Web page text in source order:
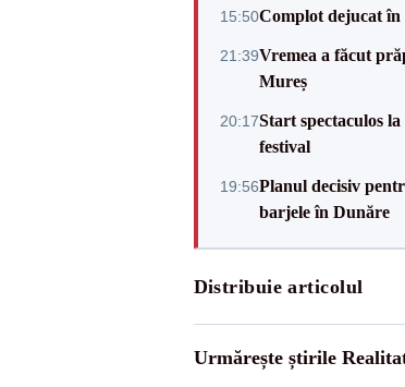
15:50Complot dejucat în
21:39Vremea a făcut
Mureș
20:17Start spectaculos
festival
19:56Planul decisiv
barjele în Dunăre
Distribuie articolul
Urmărește știrile